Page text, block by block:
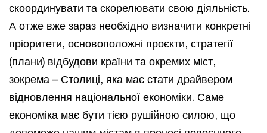
скоординувати та скорелювати свою діяльність.
А отже вже зараз необхідно визначити конкретні
пріоритети, основоположні проєкти, стратегії
(плани) відбудови країни та окремих міст,
зокрема – Столиці, яка має стати драйвером
відновлення національної економіки. Саме
економіка має бути тією рушійною силою, що